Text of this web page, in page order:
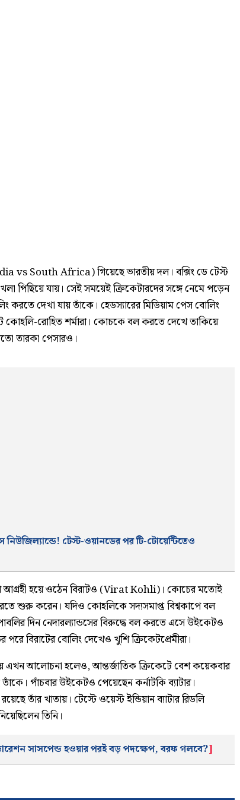
vs South Africa) গিয়েছে ভারতীয় দল। বক্সিং ডে টেস্ট
পিছিয়ে যায়। সেই সময়েই ক্রিকেটারদের সঙ্গে নেমে পড়েন
করতে দেখা যায় তাঁকে। হেডস্যারের মিডিয়াম পেস বোলিং
কোহলি-রোহিত শর্মারা। কোচকে বল করতে দেখে তাকিয়ে
তারকা পেসারও।
নিউজিল্যান্ডে! টেস্ট-ওয়ানডের পর টি-টোয়েন্টিতেও
আগ্রহী হয়ে ওঠেন বিরাটও (Virat Kohli)। কোচের মতোই
শুরু করেন। যদিও কোহলিকে সদ্যসমাপ্ত বিশ্বকাপে বল
দিন নেদারল্যান্ডসের বিরুদ্ধে বল করতে এসে উইকেটও
পরে বিরাটের বোলিং দেখেও খুশি ক্রিকেটপ্রেমীরা।
এখন আলোচনা হলেও, আন্তর্জাতিক ক্রিকেটে বেশ কয়েকবার
পাঁচবার উইকেটও পেয়েছেন কর্নাটকি ব্যাটার।
তাঁর খাতায়। টেস্টে ওয়েস্ট ইন্ডিয়ান ব্যাটার রিডলি
তিনি।
সাসপেন্ড হওয়ার পরই বড় পদক্ষেপ, বরফ গলবে?]